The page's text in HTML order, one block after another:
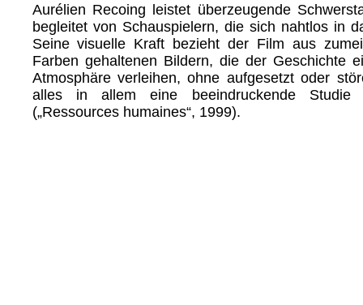
Aurélien Recoing leistet überzeugende
begleitet von Schauspielern, die sich nahtlos in
Seine visuelle Kraft bezieht der Film aus
Farben gehaltenen Bildern, die der Geschichte
Atmosphäre verleihen, ohne aufgesetzt oder
alles in allem eine beeindruckende Studie
(„Ressources humaines“, 1999).